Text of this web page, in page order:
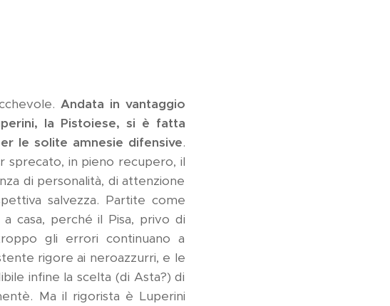
Andata in vantaggio
la Pistoiese, si è fatta
le solite amnesie difensive.
sprecato, in pieno recupero, il
di personalità, di attenzione
salvezza. Partite come
casa, perché il Pisa, privo di
gli errori continuano a
rigore ai neroazzurri, e le
infine la scelta (di Asta?) di
Ma il rigorista è Luperini